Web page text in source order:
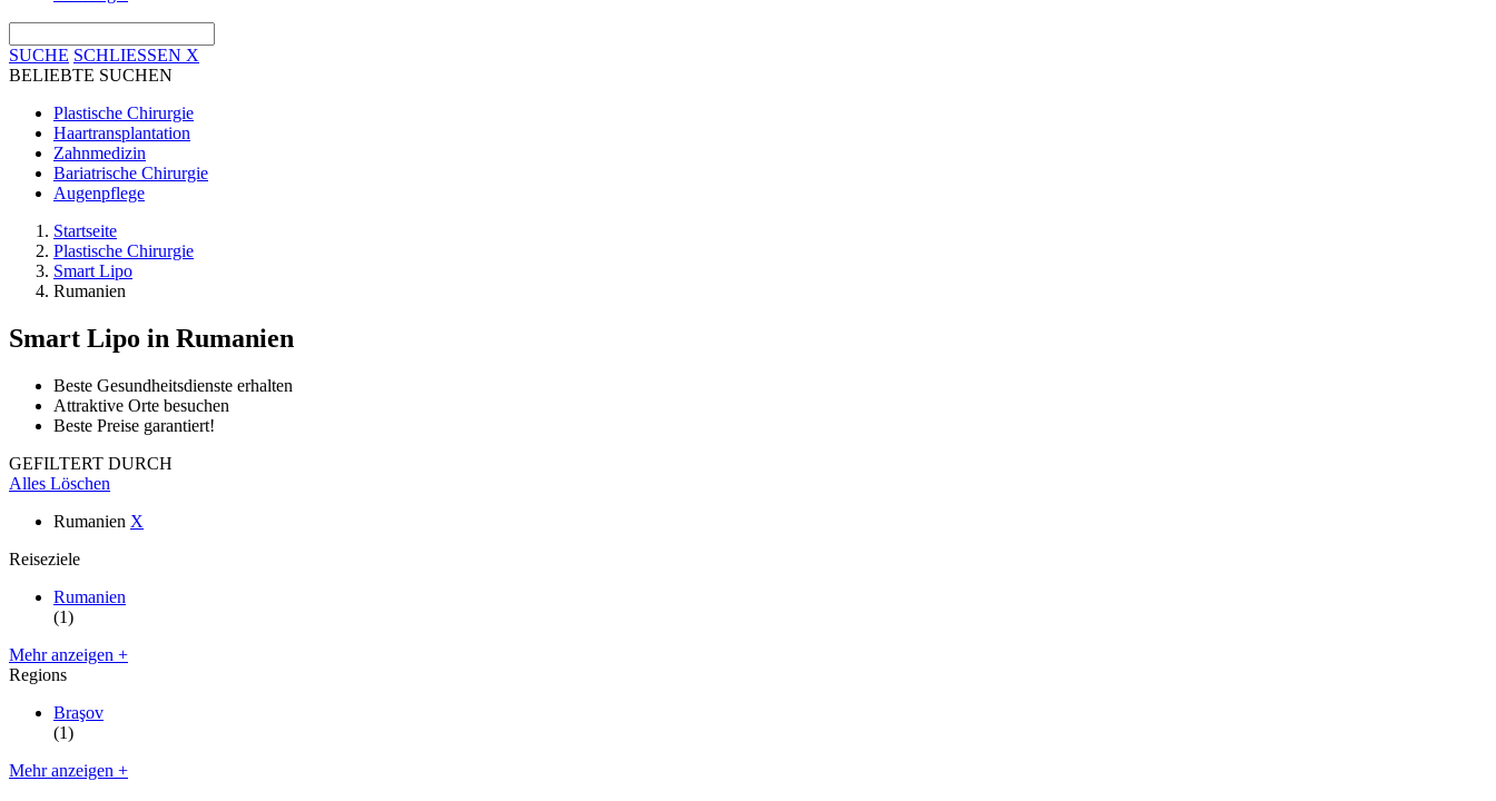
SUCHE SCHLIESSEN X
BELIEBTE SUCHEN
Plastische Chirurgie
Haartransplantation
Zahnmedizin
Bariatrische Chirurgie
Augenpflege
Startseite
Plastische Chirurgie
Smart Lipo
Rumanien
Smart Lipo in Rumanien
Beste Gesundheitsdienste erhalten
Attraktive Orte besuchen
Beste Preise garantiert!
GEFILTERT DURCH
Alles Löschen
Rumanien X
Reiseziele
Rumanien
(1)
Mehr anzeigen +
Regions
Braşov
(1)
Mehr anzeigen +